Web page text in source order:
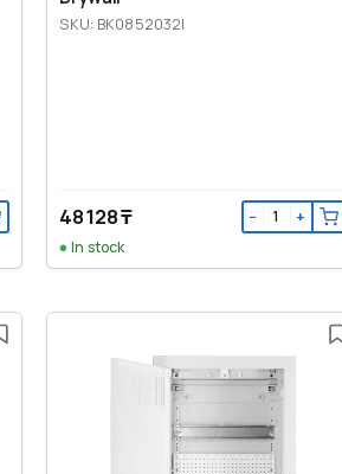
SKU: BK0852032I
48 128 ₸ − +
In stock